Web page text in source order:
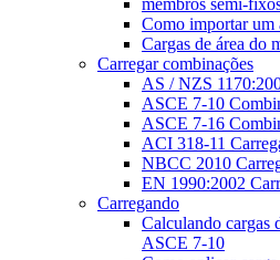
membros semi-
Como importar
Cargas de área do
Carregar combinações
AS / NZS
ASCE 7-10
ASCE 7-16
ACI 318-11
NBCC 2010
EN 1990:2002
Carregando
Calculando cargas
ASCE 7-10